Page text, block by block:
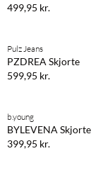
499,95 kr.
NYHED
Pulz Jeans
PZDREA Skjorte
599,95 kr.
NYHED
b.young
BYLEVENA Skjorte
399,95 kr.